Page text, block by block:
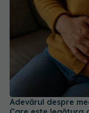
Adevărul despre
Care este legătura